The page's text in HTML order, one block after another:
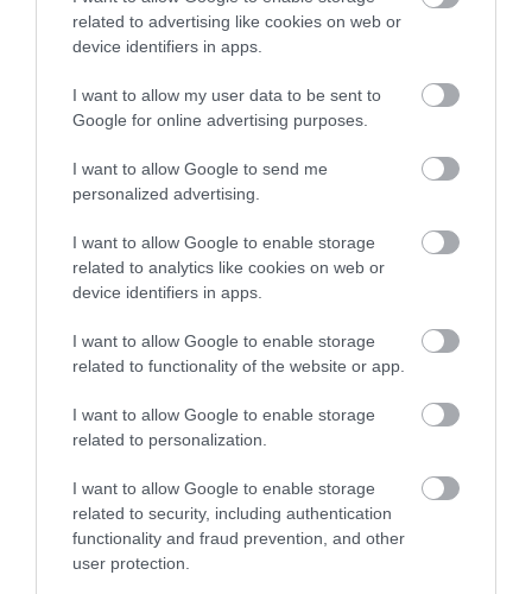
related to advertising like cookies on web or
device identifiers in apps.
I want to allow my user data to be sent to
Google for online advertising purposes.
I want to allow Google to send me
personalized advertising.
I want to allow Google to enable storage
related to analytics like cookies on web or
device identifiers in apps.
I want to allow Google to enable storage
related to functionality of the website or app.
I want to allow Google to enable storage
related to personalization.
I want to allow Google to enable storage
related to security, including authentication
functionality and fraud prevention, and other
user protection.
Búza, kukorica, napraforgó: itt tartanak a
terményárak
A búza és a kukorica ára még mindig elmarad az egy évvel
korábbitól, a napraforgó viszont emelkedett.